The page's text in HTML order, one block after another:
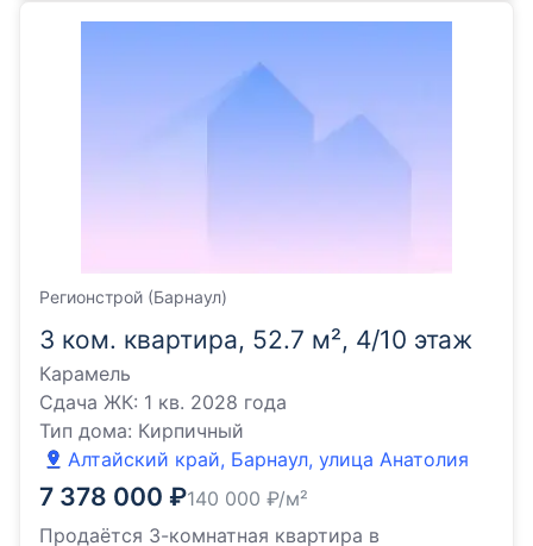
3 ком. квартира, 52.7 м², 4/10 этаж
Карамель
Сдача ЖК: 1 кв. 2028 года
Тип дома: Кирпичный
Алтайский край, Барнаул, улица Анатолия
7 378 000 ₽140 000 ₽/м²
Продаётся 3-комнатная квартира в
Регионстрой (Барнаул)